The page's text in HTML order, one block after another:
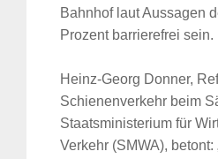
Bahnhof laut Aussagen
Prozent barrierefrei sein.
Heinz-Georg Donner,
Schienenverkehr beim
Staatsministerium für
Verkehr (SMWA), betont: